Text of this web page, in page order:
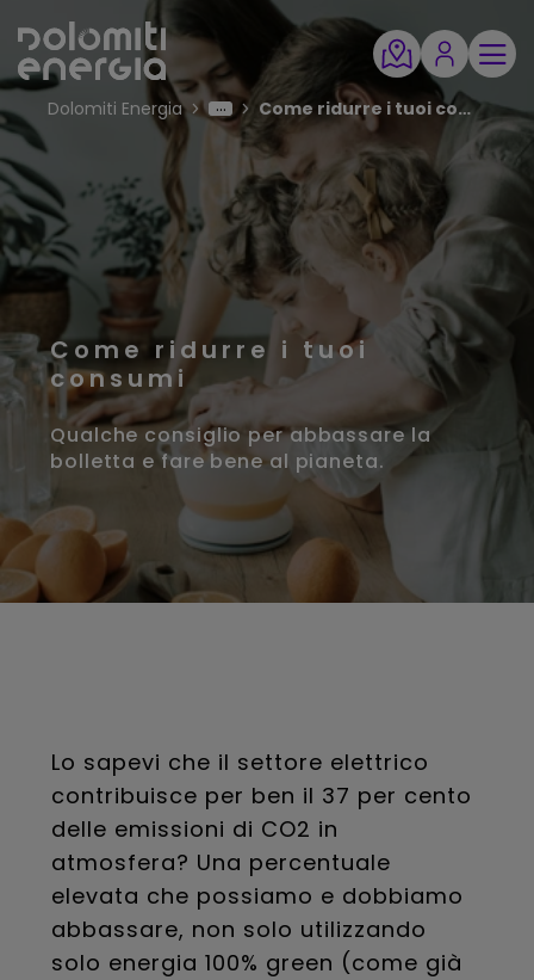
Dolomiti Energia Come ridurre i tuoi consumi
Come ridurre i tuoi
consumi
Qualche consiglio per abbassare la
bolletta e fare bene al pianeta.
Lo sapevi che il settore elettrico
contribuisce per ben il 37 per cento
delle emissioni di CO2 in
atmosfera? Una percentuale
elevata che possiamo e dobbiamo
abbassare, non solo utilizzando
solo energia 100% green (come già